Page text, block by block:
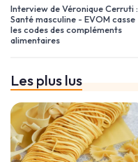
Interview de Véronique Cerruti :
Santé masculine - EVOM casse
les codes des compléments
alimentaires
Les plus lus